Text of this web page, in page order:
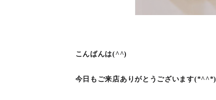
こんばんは(^^)
今日もご来店ありがとうございます(*^^*)